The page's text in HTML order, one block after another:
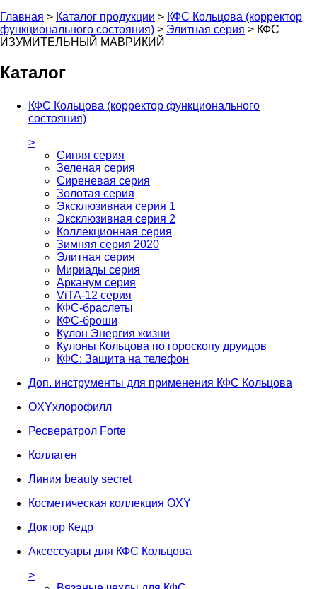
Главная > Каталог продукции > КФС Кольцова (корректор
функционального состояния) > Элитная серия > КФС
ИЗУМИТЕЛЬНЫЙ МАВРИКИЙ
Каталог
КФС Кольцова (корректор функционального
состояния)
>
Синяя серия
Зеленая серия
Сиреневая серия
Золотая серия
Эксклюзивная серия 1
Эксклюзивная серия 2
Коллекционная серия
Зимняя серия 2020
Элитная серия
Мириады серия
Арканум серия
ViTA-12 серия
КФС-браслеты
КФС-броши
Кулон Энергия жизни
Кулоны Кольцова по гороскопу друидов
КФС: Защита на телефон
Доп. инструменты для применения КФС Кольцова
OXYхлорофилл
Ресвератрол Forte
Коллаген
Линия beauty secret
Косметическая коллекция OXY
Доктор Кедр
Аксессуары для КФС Кольцова
>